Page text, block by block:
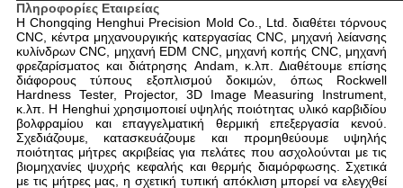
Πληροφορίες Εταιρείας
Η Chongqing Henghui Precision Mold Co., Ltd. διαθέτει τόρνους
CNC, κέντρα μηχανουργικής κατεργασίας CNC, μηχανή λείανσης
κυλίνδρων CNC, μηχανή EDM CNC, μηχανή κοπής CNC, μηχανή
φρεζαρίσματος και διάτρησης Andam, κ.λπ. Διαθέτουμε επίσης
διάφορους τύπους εξοπλισμού δοκιμών, όπως Rockwell
Hardness Tester, Projector, 3D Image Measuring Instrument,
κ.λπ. Η Henghui χρησιμοποιεί υψηλής ποιότητας υλικό καρβιδίου
βολφραμίου και επαγγελματική θερμική επεξεργασία κενού.
Σχεδιάζουμε, κατασκευάζουμε και προμηθεύουμε υψηλής
ποιότητας μήτρες ακριβείας για πελάτες που ασχολούνται με τις
βιομηχανίες ψυχρής κεφαλής και θερμής διαμόρφωσης. Σχετικά
με τις μήτρες μας, η σχετική τυπική απόκλιση μπορεί να ελεγχθεί